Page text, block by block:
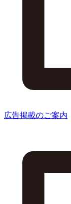
広告掲載のご案内